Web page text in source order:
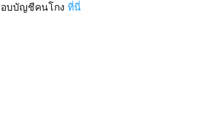
บบัญชีคนโกง ที่นี่